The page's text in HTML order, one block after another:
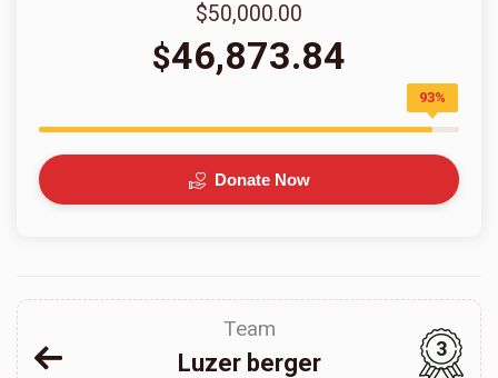
$50,000.00
$46,873.84
93%
Donate Now
Team
Luzer berger
3